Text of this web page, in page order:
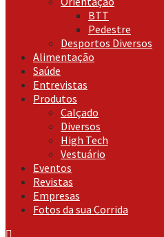
BTT
Pedestre
Desportos Diversos
Alimentação
Saúde
Entrevistas
Produtos
Calçado
Diversos
High Tech
Vestuário
Eventos
Revistas
Empresas
Fotos da sua Corrida